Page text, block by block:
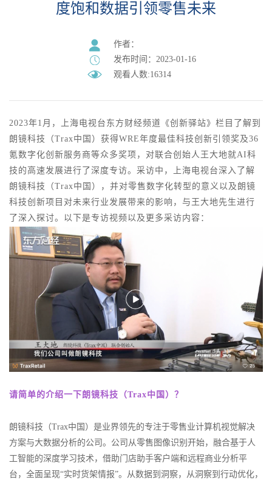
度饱和数据引领零售未来
作者：
发布时间：2023-01-16
观看人数:16314
2023年1 月 ，上海电视台东方财经频道《创新驿站》栏目了解到
朗镜科技（Trax中国）获得WRE年度最佳科技创新引领奖及36
氪数字化创新服务商等众多奖项，对联合创始人王大地就AI科
技的高速发展进行了深度专访。采访中，上海电视台深入了解
朗镜科技（Trax中国），并对零售数字化转型的意义以及朗镜
科技创新项目对未来行业发展带来的影响，与王大地先生进行
了深入探讨。以下是专访视频以及更多采访内容：
请简单的介绍一下朗镜科技（Trax中国）？
朗镜科技（Trax中国）是业界领先的专注于零售业计算机视觉解决
方案与大数据分析的公司。公司从零售图像识别开始，融合基于人
工智能的深度学习技术，借助门店助手客户端和远程商业分析平
台，全面呈现“实时货架情报”。从数据到洞察，从洞察到行动优化，